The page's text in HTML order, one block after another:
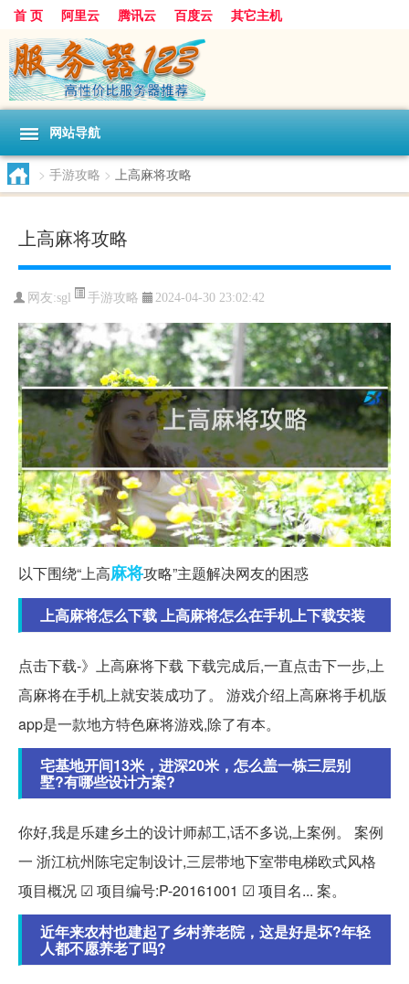
首 页 阿里云 腾讯云 百度云 其它主机
网站导航
> 手游攻略 > 上高麻将攻略
上高麻将攻略
网友:sgl 手游攻略 2024-04-30 23:02:42
以下围绕“上高麻将攻略”主题解决网友的困惑
上高麻将怎么下载 上高麻将怎么在手机上下载安装
点击下载-》上高麻将下载 下载完成后,一直点击下一步,上
高麻将在手机上就安装成功了。 游戏介绍上高麻将手机版
app是一款地方特色麻将游戏,除了有本。
宅基地开间13米，进深20米，怎么盖一栋三层别
墅?有哪些设计方案?
你好,我是乐建乡土的设计师郝工,话不多说,上案例。 案例
一 浙江杭州陈宅定制设计,三层带地下室带电梯欧式风格
项目概况 ☑ 项目编号:P-20161001 ☑ 项目名... 案。
近年来农村也建起了乡村养老院，这是好是坏?年轻
人都不愿养老了吗?